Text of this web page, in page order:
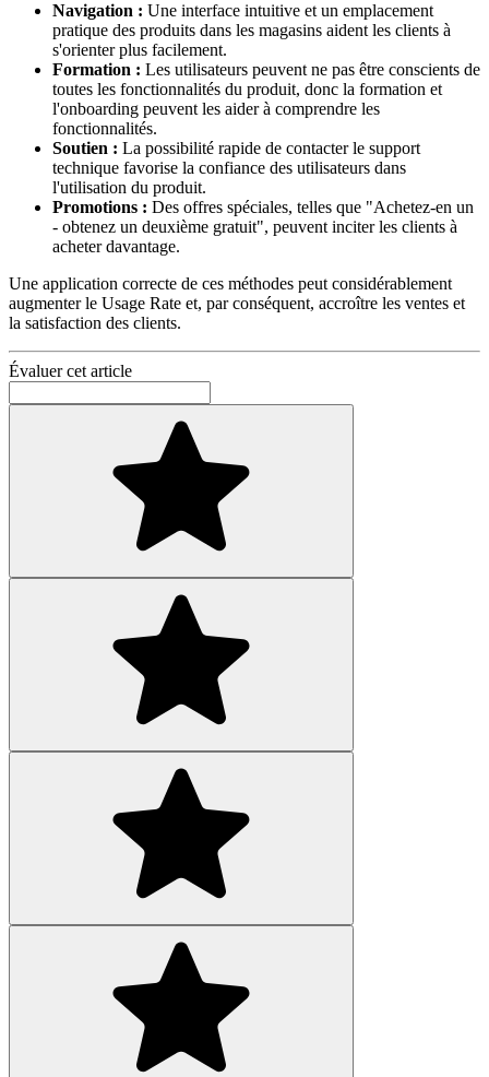
Navigation : Une interface intuitive et un emplacement
pratique des produits dans les magasins aident les clients à
s'orienter plus facilement.
Formation : Les utilisateurs peuvent ne pas être conscients de
toutes les fonctionnalités du produit, donc la formation et
l'onboarding peuvent les aider à comprendre les
fonctionnalités.
Soutien : La possibilité rapide de contacter le support
technique favorise la confiance des utilisateurs dans
l'utilisation du produit.
Promotions : Des offres spéciales, telles que "Achetez-en un
- obtenez un deuxième gratuit", peuvent inciter les clients à
acheter davantage.
Une application correcte de ces méthodes peut considérablement
augmenter le Usage Rate et, par conséquent, accroître les ventes et
la satisfaction des clients.
Évaluer cet article